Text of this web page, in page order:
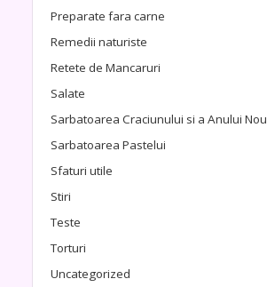
Preparate fara carne
Remedii naturiste
Retete de Mancaruri
Salate
Sarbatoarea Craciunului si a Anului Nou
Sarbatoarea Pastelui
Sfaturi utile
Stiri
Teste
Torturi
Uncategorized